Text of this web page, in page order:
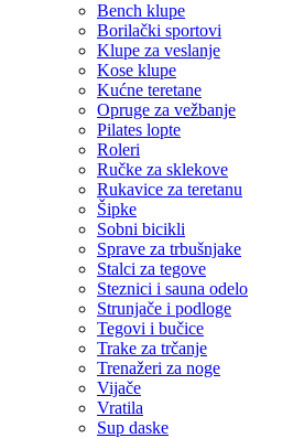
Bench klupe
Borilački sportovi
Klupe za veslanje
Kose klupe
Kućne teretane
Opruge za vežbanje
Pilates lopte
Roleri
Ručke za sklekove
Rukavice za teretanu
Šipke
Sobni bicikli
Sprave za trbušnjake
Stalci za tegove
Steznici i sauna odelo
Strunjače i podloge
Tegovi i bučice
Trake za trčanje
Trenažeri za noge
Vijače
Vratila
Sup daske